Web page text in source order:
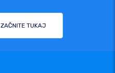
ZAČNITE TUKAJ